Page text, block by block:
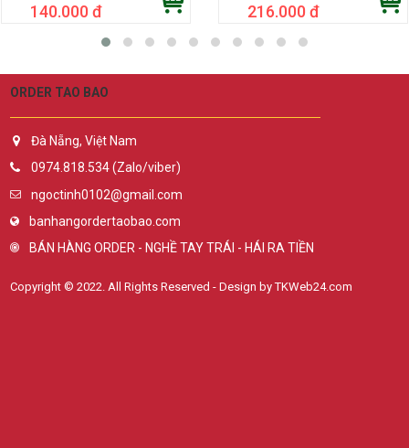
140.000 đ 216.000 đ
ORDER TAO BAO
Đà Nẵng, Việt Nam
0974.818.534 (Zalo/viber)
ngoctinh0102@gmail.com
banhangordertaobao.com
BÁN HÀNG ORDER - NGHỀ TAY TRÁI - HÁI RA TIỀN
Copyright © 2022. All Rights Reserved - Design by TKWeb24.com